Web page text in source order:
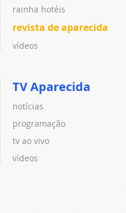
rainha hotéis
revista de aparecida
vídeos
TV Aparecida
notícias
programação
tv ao vivo
vídeos